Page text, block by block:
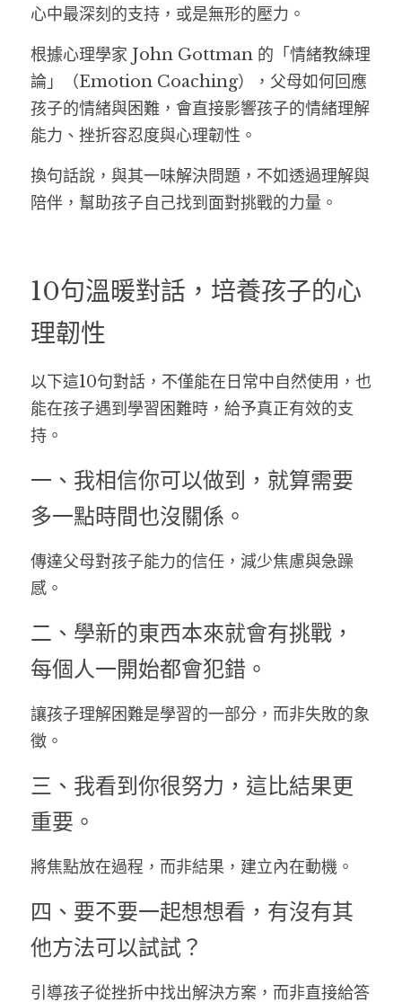
心中最深刻的支持，或是無形的壓力。
根據心理學家 John Gottman 的「情緒教練理
論」（Emotion Coaching），父母如何回應
孩子的情緒與困難，會直接影響孩子的情緒理解
能力、挫折容忍度與心理韌性。
換句話說，與其一味解決問題，不如透過理解與
陪伴，幫助孩子自己找到面對挑戰的力量。
10句溫暖對話，培養孩子的心
理韌性
以下這10句對話，不僅能在日常中自然使用，也
能在孩子遇到學習困難時，給予真正有效的支
持。
一、我相信你可以做到，就算需要
多一點時間也沒關係。
傳達父母對孩子能力的信任，減少焦慮與急躁
感。
二、學新的東西本來就會有挑戰，
每個人一開始都會犯錯。
讓孩子理解困難是學習的一部分，而非失敗的象
徵。
三、我看到你很努力，這比結果更
重要。
將焦點放在過程，而非結果，建立內在動機。
四、要不要一起想想看，有沒有其
他方法可以試試？
引導孩子從挫折中找出解決方案，而非直接給答